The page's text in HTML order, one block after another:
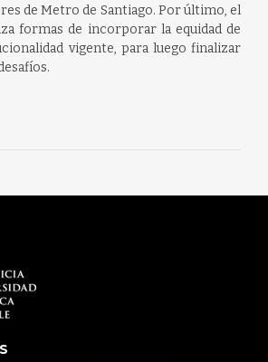
de Metro de Santiago. Por último, el
formas de incorporar la equidad de
vigente, para luego finalizar